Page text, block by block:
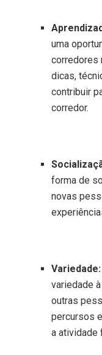
uma
corredores
dicas,
contribuir
corredor.
forma de
novas
Variedade:
variedade
outras
percursos
a atividade